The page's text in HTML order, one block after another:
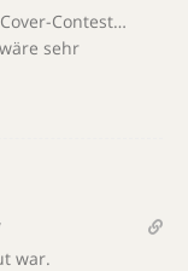
Contest…
sehr
war.